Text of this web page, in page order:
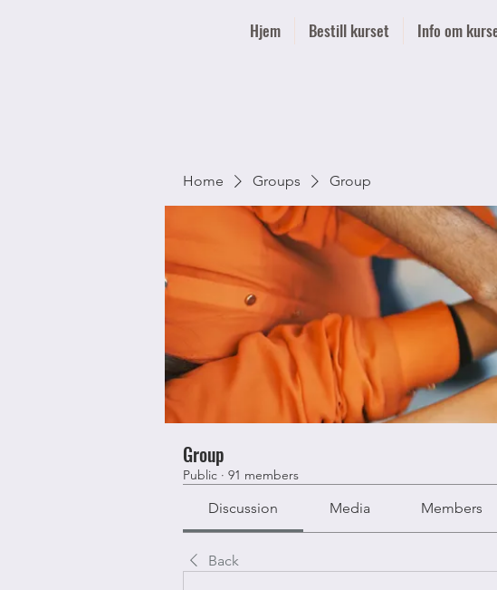
Hjem Bestill kurset Info om
Home Groups Group
Group
Public · 91 members
Discussion Media Members
Back